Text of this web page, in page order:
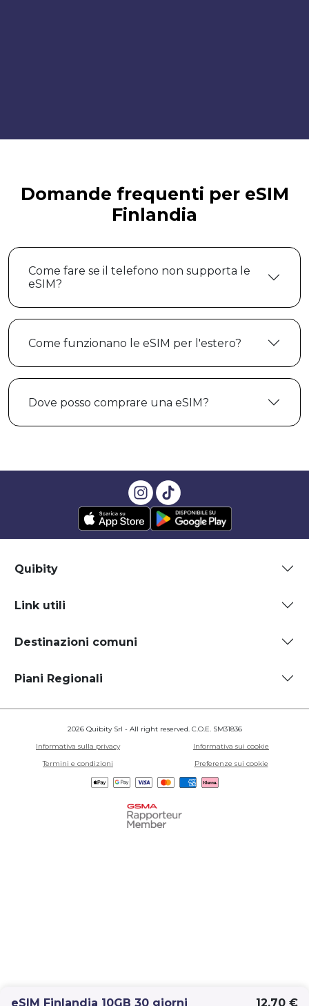
eSIM Finlandia 10GB 30 giorni 12,70 €
Domande frequenti per eSIM
Finlandia
Come fare se il telefono non supporta le
eSIM?
Come funzionano le eSIM per l'estero?
Dove posso comprare una eSIM?
Quibity
Link utili
Destinazioni comuni
Piani Regionali
2026 Quibity Srl - All right reserved. C.O.E. SM31836
Informativa sulla privacy
Informativa sui cookie
Termini e condizioni
Preferenze sui cookie